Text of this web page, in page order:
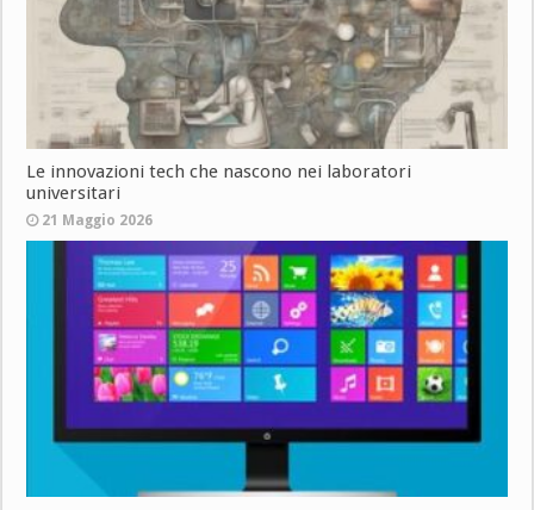
Le innovazioni tech che nascono nei laboratori
universitari
21 Maggio 2026